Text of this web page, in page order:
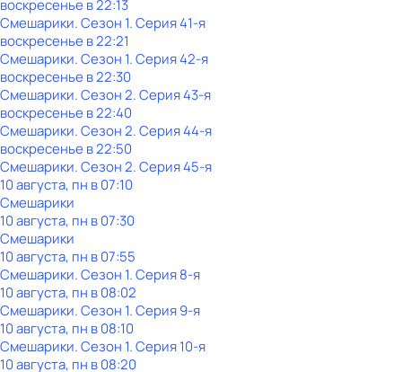
воскресенье в22:13
Смешарики. Сезон 1. Серия 41-я
воскресенье в22:21
Смешарики. Сезон 1. Серия 42-я
воскресенье в22:30
Смешарики. Сезон 2. Серия 43-я
воскресенье в22:40
Смешарики. Сезон 2. Серия 44-я
воскресенье в22:50
Смешарики. Сезон 2. Серия 45-я
10 августа, пн в 07:10
Смешарики
10 августа, пн в 07:30
Смешарики
10 августа, пн в 07:55
Смешарики. Сезон 1. Серия 8-я
10 августа, пн в 08:02
Смешарики. Сезон 1. Серия 9-я
10 августа, пн в 08:10
Смешарики. Сезон 1. Серия 10-я
10 августа, пн в 08:20